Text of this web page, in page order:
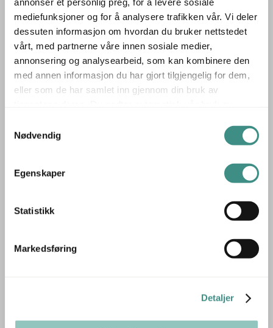
mediefunksjoner og for å analysere trafikken vår. Vi deler
dessuten informasjon om hvordan du bruker nettstedet
vårt, med partnerne våre innen sosiale medier,
annonsering og analysearbeid, som kan kombinere den
med annen informasjon du har gjort tilgjengelig for dem,
eller som de har samlet inn gjennom din bruk av
Nødvendig
Egenskaper
Statistikk
Markedsføring
Detaljer
Modell: Mood Conference
Design: Hans Thyge & co
Fungerer også som besøksstol, møteromsstol eller evt
spisestuestol.
---
47 cm maxbredde
---
---
Se også våre andre annonser for et godt utvalg i pent